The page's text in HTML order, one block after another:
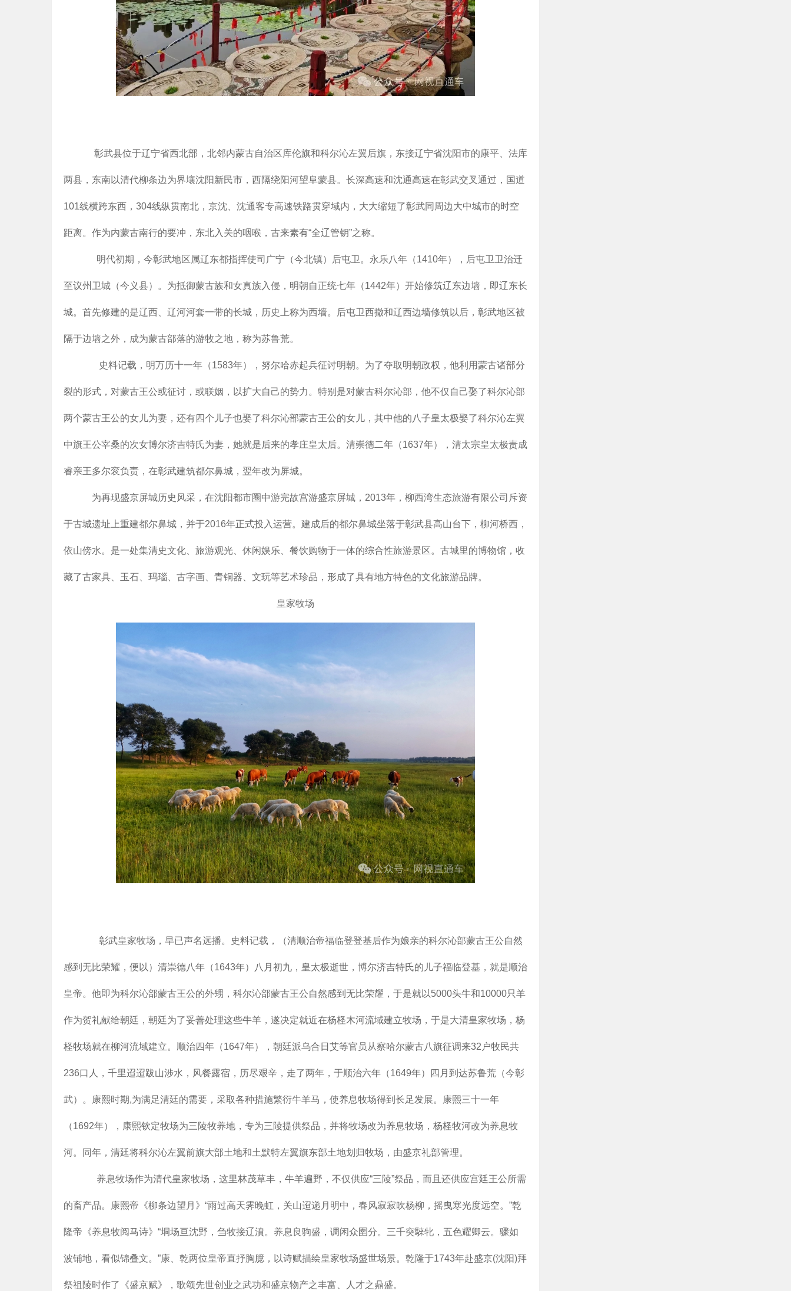
彰武县位于辽宁省西北部，北邻内蒙古自治区库伦旗和科尔沁左翼后旗，东接辽宁省沈阳市的康平、法库
两县，东南以清代柳条边为界壤沈阳新民市，西隔绕阳河望阜蒙县。长深高速和沈通高速在彰武交叉通过，国道
101线横跨东西，304线纵贯南北，京沈、沈通客专高速铁路贯穿域内，大大缩短了彰武同周边大中城市的时空
距离。作为内蒙古南行的要冲，东北入关的咽喉，古来素有“全辽管钥”之称。
明代初期，今彰武地区属辽东都指挥使司广宁（今北镇）后屯卫。永乐八年（1410年），后屯卫卫治迁
至议州卫城（今义县）。为抵御蒙古族和女真族入侵，明朝自正统七年（1442年）开始修筑辽东边墙，即辽东长
城。首先修建的是辽西、辽河河套一带的长城，历史上称为西墙。后屯卫西撤和辽西边墙修筑以后，彰武地区被
隔于边墙之外，成为蒙古部落的游牧之地，称为苏鲁荒。
史料记载，明万历十一年（1583年），努尔哈赤起兵征讨明朝。为了夺取明朝政权，他利用蒙古诸部分
裂的形式，对蒙古王公或征讨，或联姻，以扩大自己的势力。特别是对蒙古科尔沁部，他不仅自己娶了科尔沁部
两个蒙古王公的女儿为妻，还有四个儿子也娶了科尔沁部蒙古王公的女儿，其中他的八子皇太极娶了科尔沁左翼
中旗王公宰桑的次女博尔济吉特氏为妻，她就是后来的孝庄皇太后。清崇德二年（1637年），清太宗皇太极责成
睿亲王多尔衮负责，在彰武建筑都尔鼻城，翌年改为屏城。
为再现盛京屏城历史风采，在沈阳都市圈中游完故宫游盛京屏城，2013年，柳西湾生态旅游有限公司斥资
于古城遗址上重建都尔鼻城，并于2016年正式投入运营。建成后的都尔鼻城坐落于彰武县高山台下，柳河桥西，
依山傍水。是一处集清史文化、旅游观光、休闲娱乐、餐饮购物于一体的综合性旅游景区。古城里的博物馆，收
藏了古家具、玉石、玛瑙、古字画、青铜器、文玩等艺术珍品，形成了具有地方特色的文化旅游品牌。
皇家牧场
彰武皇家牧场，早已声名远播。史料记载，（清顺治帝福临登登基后作为娘亲的科尔沁部蒙古王公自然
感到无比荣耀，便以）清崇德八年（1643年）八月初九，皇太极逝世，博尔济吉特氏的儿子福临登基，就是顺治
皇帝。他即为科尔沁部蒙古王公的外甥，科尔沁部蒙古王公自然感到无比荣耀，于是就以5000头牛和10000只羊
作为贺礼献给朝廷，朝廷为了妥善处理这些牛羊，遂决定就近在杨柽木河流域建立牧场，于是大清皇家牧场，杨
柽牧场就在柳河流域建立。顺治四年（1647年），朝廷派乌合日艾等官员从察哈尔蒙古八旗征调来32户牧民共
236口人，千里迢迢跋山涉水，风餐露宿，历尽艰辛，走了两年，于顺治六年（1649年）四月到达苏鲁荒（今彰
武）。康熙时期,为满足清廷的需要，采取各种措施繁衍牛羊马，使养息牧场得到长足发展。康熙三十一年
（1692年），康熙钦定牧场为三陵牧养地，专为三陵提供祭品，并将牧场改为养息牧场，杨柽牧河改为养息牧
河。同年，清廷将科尔沁左翼前旗大部土地和土默特左翼旗东部土地划归牧场，由盛京礼部管理。
养息牧场作为清代皇家牧场，这里林茂草丰，牛羊遍野，不仅供应“三陵”祭品，而且还供应宫廷王公所需
的畜产品。康熙帝《柳条边望月》“雨过高天霁晚虹，关山迢递月明中，春风寂寂吹杨柳，摇曳寒光度远空。”乾
隆帝《养息牧阅马诗》“垌场亘沈野，刍牧接辽濆。养息良驹盛，调闲众圉分。三千突騋牝，五色耀卿云。骤如
波铺地，看似锦叠文。”康、乾两位皇帝直抒胸臆，以诗赋描绘皇家牧场盛世场景。乾隆于1743年赴盛京(沈阳)拜
祭祖陵时作了《盛京赋》，歌颂先世创业之武功和盛京物产之丰富、人才之鼎盛。